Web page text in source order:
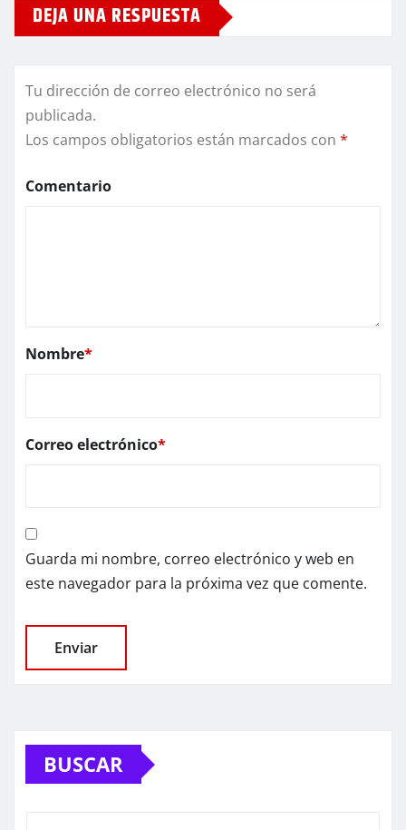
DEJA UNA RESPUESTA
Tu dirección de correo electrónico no será
publicada.
Los campos obligatorios están marcados con *
Comentario
Nombre*
Correo electrónico*
Guarda mi nombre, correo electrónico y web en
este navegador para la próxima vez que comente.
BUSCAR